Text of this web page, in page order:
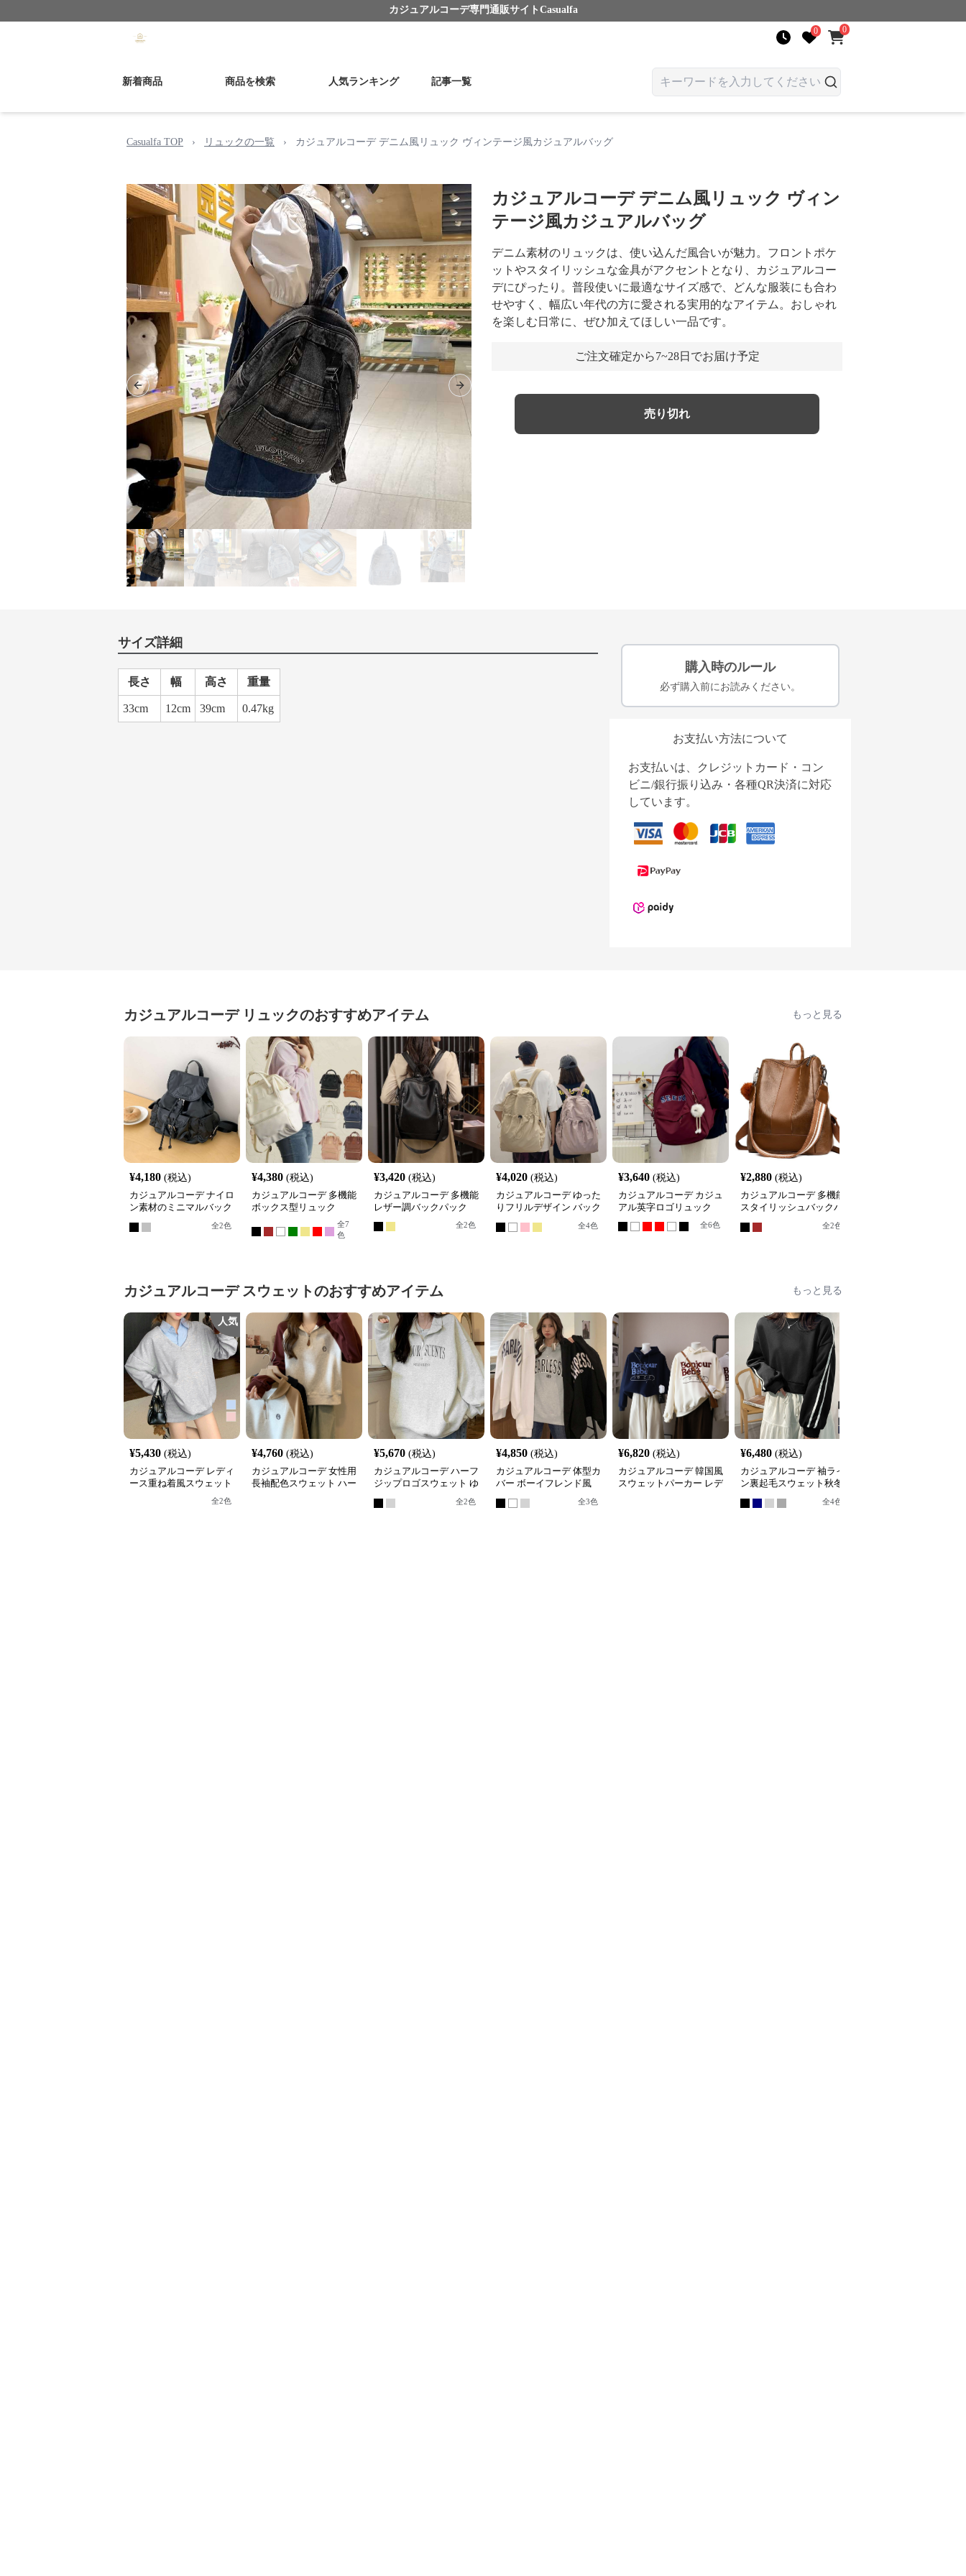
カジュアルコーデ専門通販サイト Casualfa
0 0
新着商品 商品を検索 人気ランキング 記事一覧
Casualfa TOP › リュックの一覧 › カジュアルコーデ デニム風リュック ヴィンテージ風カジュアルバッグ
Previous slide Next slide
カジュアルコーデ デニム風リュック ヴィン
テージ風カジュアルバッグ
デニム素材のリュックは、使い込んだ風合いが魅力。フロントポケ
ットやスタイリッシュな金具がアクセントとなり、カジュアルコー
デにぴったり。普段使いに最適なサイズ感で、どんな服装にも合わ
せやすく、幅広い年代の方に愛される実用的なアイテム。おしゃれ
を楽しむ日常に、ぜひ加えてほしい一品です。
ご注文確定から7~28日でお届け予定
売り切れ
サイズ詳細
長さ 幅 高さ 重量
33cm 12cm 39cm 0.47kg
購入時のルール
必ず購入前にお読みください。
お支払い方法について
お支払いは、クレジットカード・コン
ビニ/銀行振り込み・各種QR決済に対応
しています。
カジュアルコーデ リュックのおすすめアイテム もっと見る
¥4,180 (税込)
カジュアルコーデ ナイロ
ン素材のミニマルバック
全2色
¥4,380 (税込)
カジュアルコーデ 多機能
ボックス型リュック
全7
色
¥3,420 (税込)
カジュアルコーデ 多機能
レザー調バックパック
全2色
¥4,020 (税込)
カジュアルコーデ ゆった
りフリルデザイン バック
全4色
¥3,640 (税込)
カジュアルコーデ カジュ
アル英字ロゴリュック
全6色
¥2,880 (税込)
カジュアルコーデ 多機能
スタイリッシュバックパ
全2色
カジュアルコーデ スウェットのおすすめアイテム もっと見る
人気
¥5,430 (税込)
カジュアルコーデ レディ
ース重ね着風スウェット
長袖シャツ襟切り替え
全2色
¥4,760 (税込)
カジュアルコーデ 女性用
長袖配色スウェット ハー
¥5,670 (税込)
カジュアルコーデ ハーフ
ジップロゴスウェット ゆ
ったりビッグシルエット
全2色
¥4,850 (税込)
カジュアルコーデ 体型カ
バー ボーイフレンド風
全3色
¥6,820 (税込)
カジュアルコーデ 韓国風
スウェットパーカー レデ
¥6,480 (税込)
カジュアルコーデ 袖ライ
ン裏起毛スウェット秋冬
全4色